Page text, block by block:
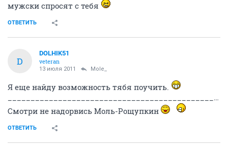
мужски спросят с тебя
ОТВЕТИТЬ
D
DOLHIK51
veteran
13 июля 2011 Mole_
Я еще найду возможность тябя поучить.
Смотри не надорвись Моль-Рощупкин
ОТВЕТИТЬ